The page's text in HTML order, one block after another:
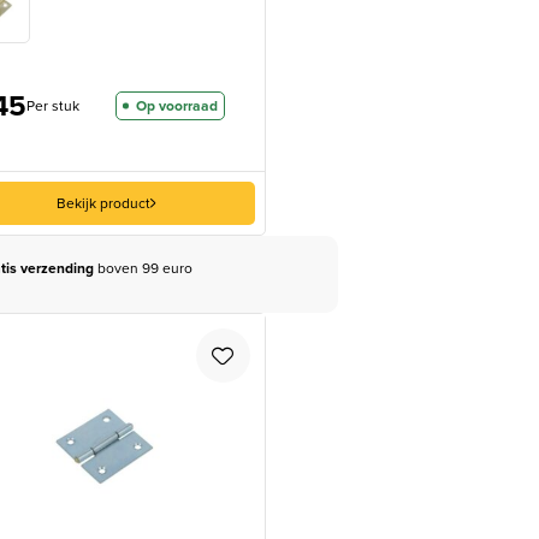
Per stuk Op voorraad
Bekijk product
verzendingboven 99 euro